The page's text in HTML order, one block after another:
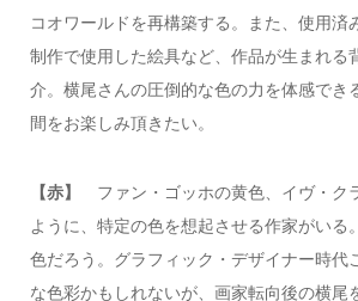
コオワールドを再構築する。また、使用済
制作で使用した絵具など、作品が生まれる
介。横尾さんの圧倒的な色の力を体感でき
間をお楽しみ頂きたい。
【赤】
ファン・ゴッホの黄色、イヴ・ク
ように、特定の色を想起させる作家がいる
色だろう。グラフィック・デザイナー時代
な色彩かもしれないが、画家転向後の横尾